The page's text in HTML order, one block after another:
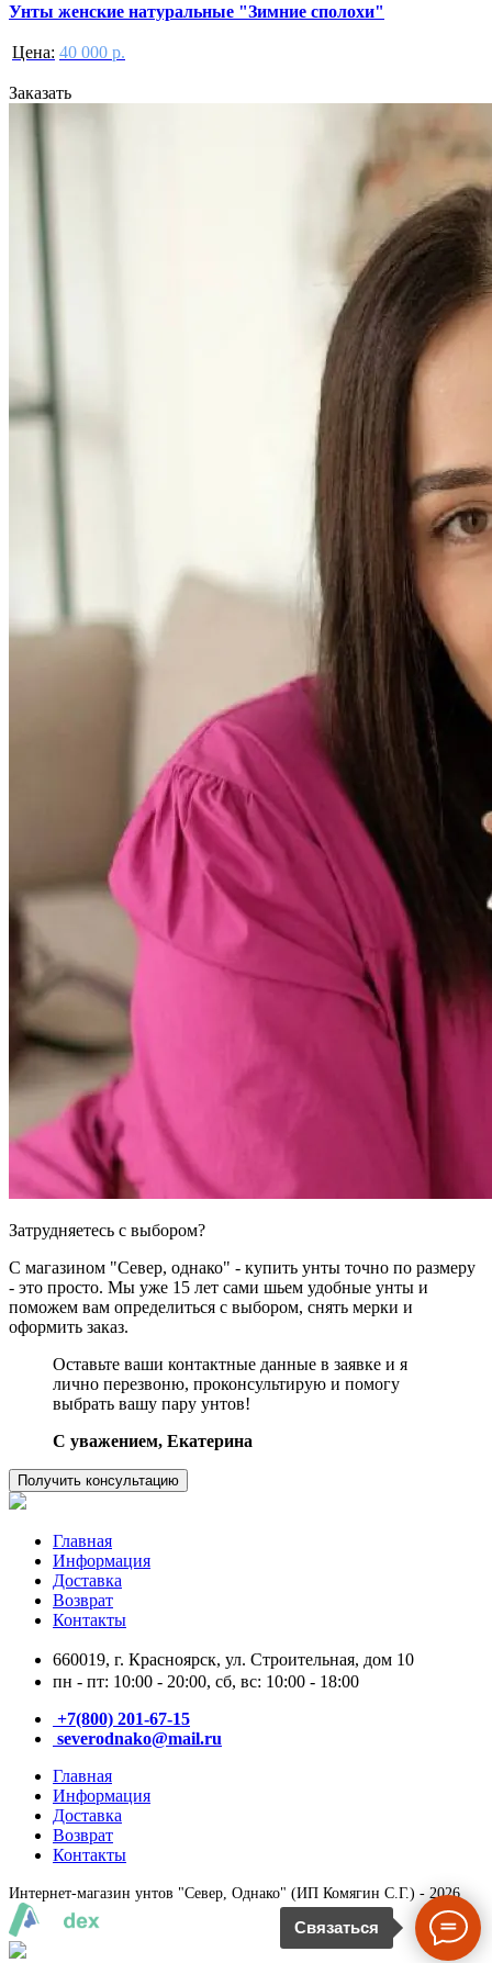
Унты женские натуральные "Зимние сполохи"
Цена: 40 000 р.
Заказать
Затрудняетесь с выбором?
С магазином "Север, однако" - купить унты точно по размеру
- это просто. Мы уже 15 лет сами шьем удобные унты и
поможем вам определиться с выбором, снять мерки и
оформить заказ.
Оставьте ваши контактные данные в заявке и я
лично перезвоню, проконсультирую и помогу
выбрать вашу пару унтов!
C уважением, Екатерина
Получить консультацию
Главная
Информация
Доставка
Возврат
Контакты
660019, г. Красноярск, ул. Строительная, дом 10
пн - пт: 10:00 - 20:00, сб, вс: 10:00 - 18:00
+7(800) 201-67-15
severodnako@mail.ru
Главная
Информация
Доставка
Возврат
Контакты
Связаться
Интернет-магазин унтов "Север, Однако" (ИП Комягин С.Г.) - 2026